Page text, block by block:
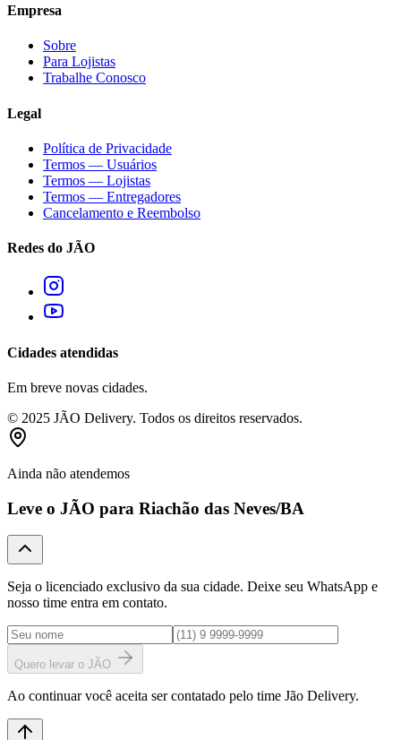
Empresa
Sobre
Para Lojistas
Trabalhe Conosco
Legal
Política de Privacidade
Termos — Usuários
Termos — Lojistas
Termos — Entregadores
Cancelamento e Reembolso
Redes do JÃO
Cidades atendidas
Em breve novas cidades.
© 2025 JÃO Delivery. Todos os direitos reservados.
Ainda não atendemos
Leve o JÃO para Riachão das Neves/BA
Seja o licenciado exclusivo da sua cidade. Deixe seu WhatsApp e
nosso time entra em contato.
Quero levar o JÃO
Ao continuar você aceita ser contatado pelo time Jão Delivery.